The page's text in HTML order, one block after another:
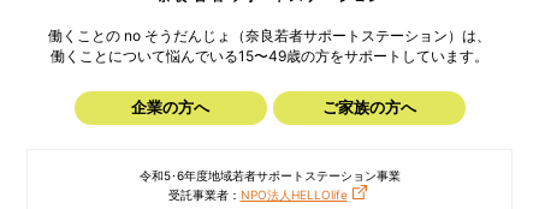
働くことの no そうだんじょ（奈良若者サポートステーション）は、
働くことについて悩んでいる15〜49歳の方をサポートしています。
企業の方へ ご家族の方へ
令和5･6年度地域若者サポートステーション事業
受託事業者： NPO法人HELLOlife